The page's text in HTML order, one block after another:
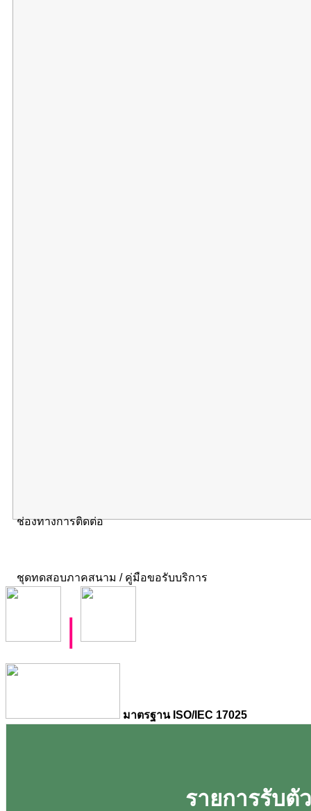
ช่องทางการติดต่อ
ชุดทดสอบภาคสนาม / คู่มือขอรับบริการ
มาตรฐาน ISO/IEC 17025
รายการรับตั